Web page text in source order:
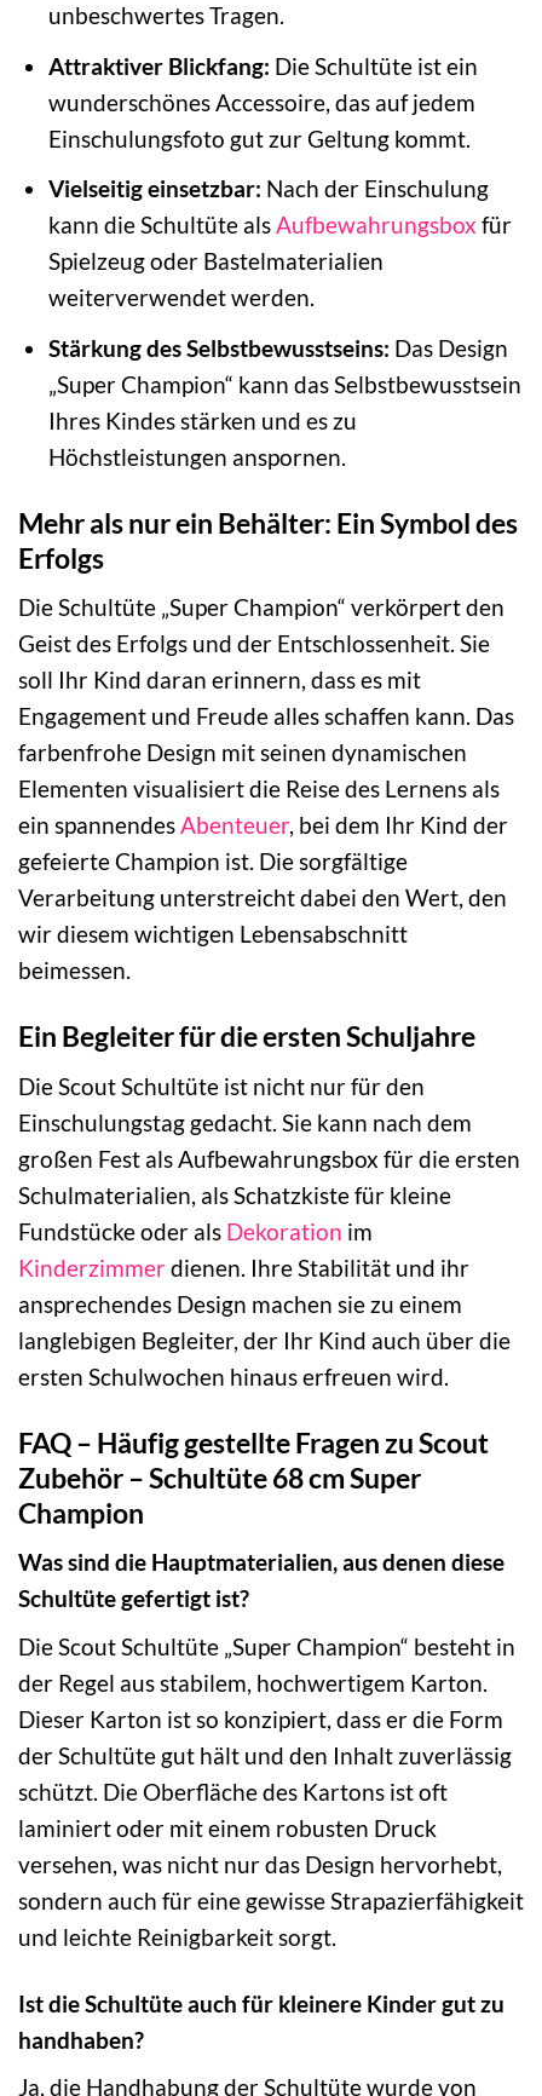
unbeschwertes Tragen.
Attraktiver Blickfang: Die Schultüte ist ein
wunderschönes Accessoire, das auf jedem
Einschulungsfoto gut zur Geltung kommt.
Vielseitig einsetzbar: Nach der Einschulung
kann die Schultüte alsAufbewahrungsbox für
Spielzeug oder Bastelmaterialien
weiterverwendet werden.
Stärkung des Selbstbewusstseins: Das Design
„Super Champion“ kann das Selbstbewusstsein
Ihres Kindes stärken und es zu
Höchstleistungen anspornen.
Mehr als nur ein Behälter: Ein Symbol des
Erfolgs
Die Schultüte „Super Champion“ verkörpert den
Geist des Erfolgs und der Entschlossenheit. Sie
soll Ihr Kind daran erinnern, dass es mit
Engagement und Freude alles schaffen kann. Das
farbenfrohe Design mit seinen dynamischen
Elementen visualisiert die Reise des Lernens als
ein spannendesAbenteuer, bei dem Ihr Kind der
gefeierte Champion ist. Die sorgfältige
Verarbeitung unterstreicht dabei den Wert, den
wir diesem wichtigen Lebensabschnitt
beimessen.
Ein Begleiter für die ersten Schuljahre
Die Scout Schultüte ist nicht nur für den
Einschulungstag gedacht. Sie kann nach dem
großen Fest als Aufbewahrungsbox für die ersten
Schulmaterialien, als Schatzkiste für kleine
Fundstücke oder als Dekoration im
Kinderzimmerdienen. Ihre Stabilität und ihr
ansprechendes Design machen sie zu einem
langlebigen Begleiter, der Ihr Kind auch über die
ersten Schulwochen hinaus erfreuen wird.
FAQ – Häufig gestellte Fragen zu Scout
Zubehör – Schultüte 68 cm Super
Champion
Was sind die Hauptmaterialien, aus denen diese
Schultüte gefertigt ist?
Die Scout Schultüte „Super Champion“ besteht in
der Regel aus stabilem, hochwertigem Karton.
Dieser Karton ist so konzipiert, dass er die Form
der Schultüte gut hält und den Inhalt zuverlässig
schützt. Die Oberfläche des Kartons ist oft
laminiert oder mit einem robusten Druck
versehen, was nicht nur das Design hervorhebt,
sondern auch für eine gewisse Strapazierfähigkeit
und leichte Reinigbarkeit sorgt.
Ist die Schultüte auch für kleinere Kinder gut zu
handhaben?
Ja, die Handhabung der Schultüte wurde von